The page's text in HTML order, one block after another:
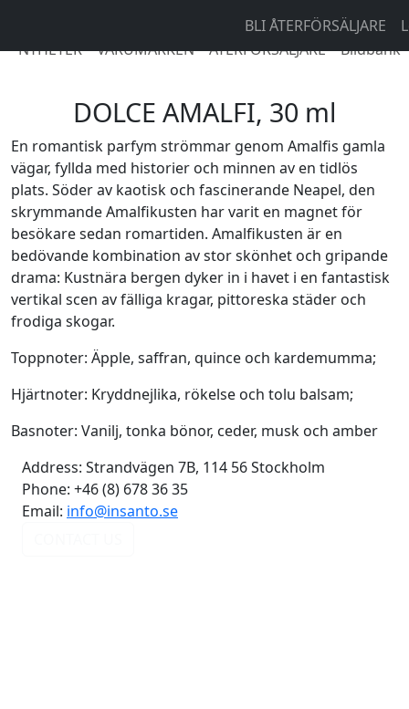
BLI ÅTERFÖRSÄLJARE
NYHETER
VARUMÄRKEN ÅTERFÖRSÄLJARE Bildbank
DOLCE AMALFI, 30 ml
En romantisk parfym strömmar genom Amalfis gamla
vägar, fyllda med historier och minnen av en tidlös
plats. Söder av kaotisk och fascinerande Neapel, den
skrymmande Amalfikusten har varit en magnet för
besökare sedan romartiden. Amalfikusten är en
bedövande kombination av stor skönhet och gripande
drama: Kustnära bergen dyker in i havet i en fantastisk
vertikal scen av fälliga kragar, pittoreska städer och
frodiga skogar.
Toppnoter: Äpple, saffran, quince och kardemumma;
Hjärtnoter: Kryddnejlika, rökelse och tolu balsam;
Basnoter: Vanilj, tonka bönor, ceder, musk och amber
Address: Strandvägen 7B, 114 56 Stockholm
Phone: +46 (8) 678 36 35
Email: info@insanto.se